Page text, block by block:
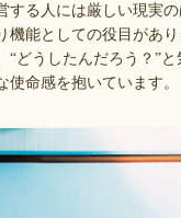
する人には厳しい現実
機能としての役目があ
“どうしたんだろう？”
命感を抱いています。